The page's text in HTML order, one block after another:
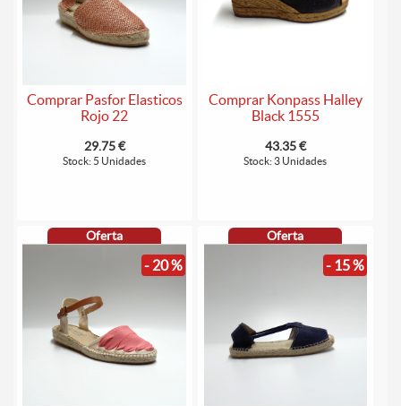
Comprar Pasfor Elasticos
Rojo 22
29.75 €
Stock: 5 Unidades
Comprar Konpass Halley
Black 1555
43.35 €
Stock: 3 Unidades
Oferta
- 20 %
Oferta
- 15 %